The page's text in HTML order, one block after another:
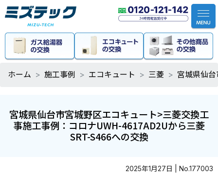
ホーム 施工事例 エコキュート 三菱 宮城県仙
宮城県仙台市宮城野区エコキュート>三菱交換工
事施工事例：コロナUWH-4617AD2Uから三菱
SRT-S466への交換
2025年1月27日 | No.177003